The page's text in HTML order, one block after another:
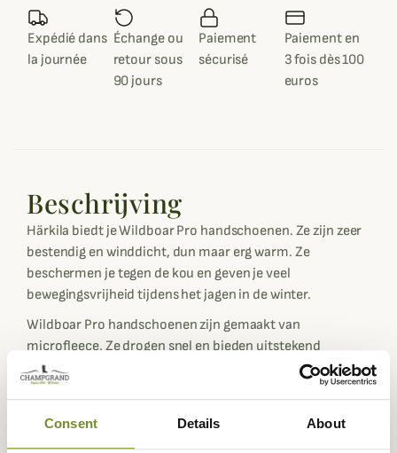
Consent Details About
Expédié dans
la journée
Échange ou
retour sous
90 jours
Paiement
sécurisé
Paiement en
3 fois dès 100
euros
Beschrijving
Härkila biedt je Wildboar Pro handschoenen. Ze zijn zeer
bestendig en winddicht, dun maar erg warm. Ze
beschermen je tegen de kou en geven je veel
bewegingsvrijheid tijdens het jagen in de winter.
Wildboar Pro handschoenen zijn gemaakt van
microfleece. Ze drogen snel en bieden uitstekend
comfort. Deze fleece handschoenen uit de Wildboard Pro
serie zijn behandeld met Durable Water Repellent (DWR),